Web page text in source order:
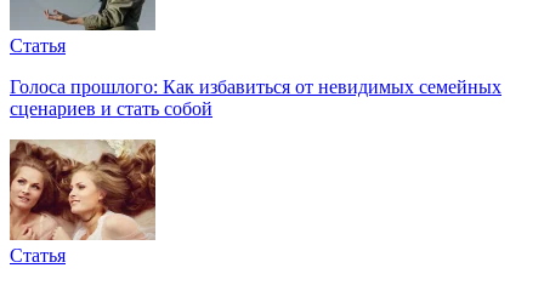
Статья
Голоса прошлого: Как избавиться от невидимых семейных
сценариев и стать собой
Статья